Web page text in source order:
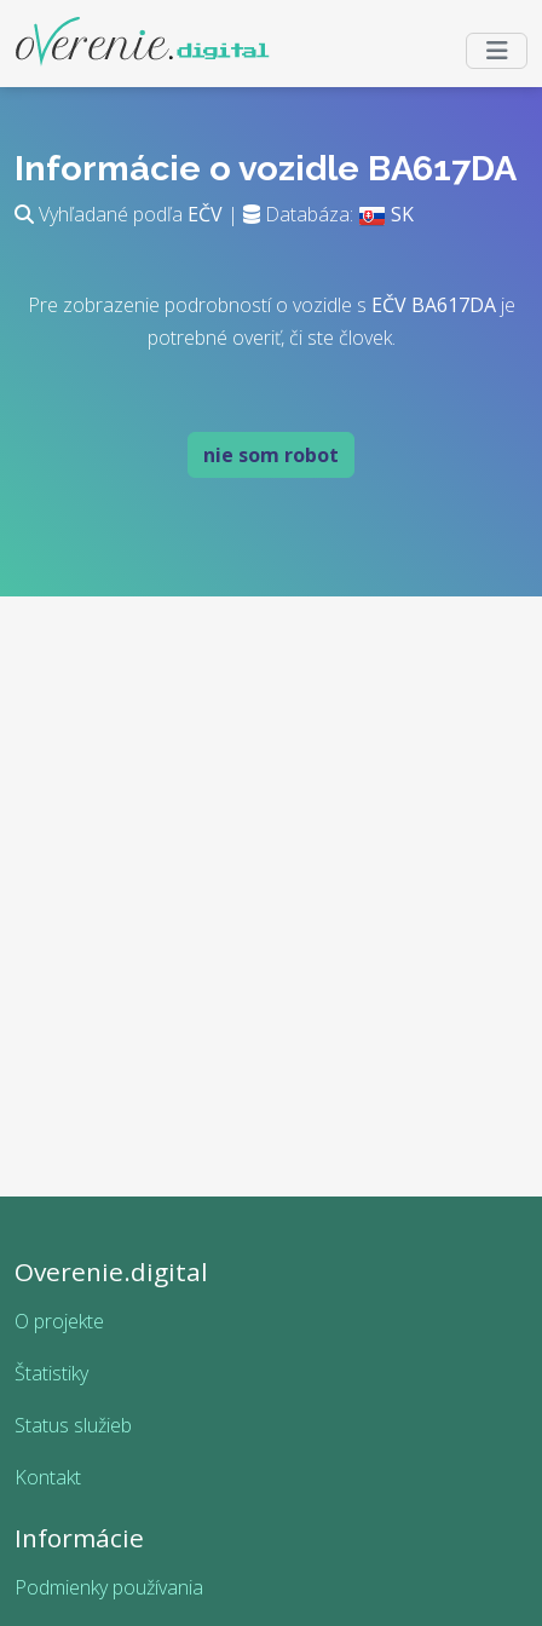
Informácie o vozidle BA617DA
Vyhľadané podľa EČV | Databáza: SK
Pre zobrazenie podrobností o vozidle s EČV BA617DAje
potrebné overiť, či ste človek.
nie som robot
Overenie.digital
O projekte
Štatistiky
Status služieb
Kontakt
Informácie
Podmienky používania